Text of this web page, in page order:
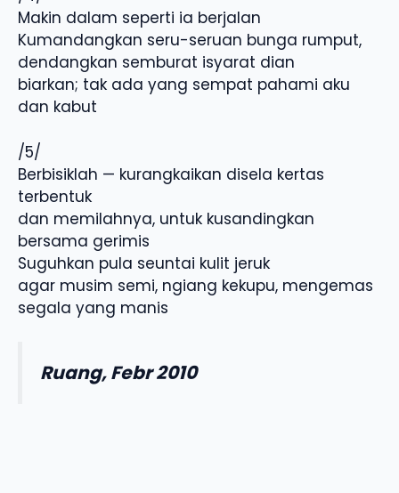
Makin dalam seperti ia berjalan
Kumandangkan seru-seruan bunga rumput,
dendangkan semburat isyarat dian
biarkan; tak ada yang sempat pahami aku
dan kabut
/5/
Berbisiklah — kurangkaikan disela kertas
terbentuk
dan memilahnya, untuk kusandingkan
bersama gerimis
Suguhkan pula seuntai kulit jeruk
agar musim semi, ngiang kekupu, mengemas
segala yang manis
Ruang, Febr 2010